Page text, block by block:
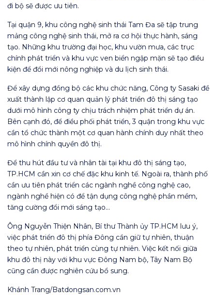
đi bộ sẽ được ưu tiên.
Tại quận 9, khu công nghệ sinh thái Tam Đa sẽ tập trung
mảng công nghệ sinh thái, mở ra cơ hội thực hành, sáng
tạo. Những khu trường đại học, khu vườn mưa, các trục
chính phát triển và khu vực ven biển ngập mặn sẽ tạo điều
kiện để đổi mới nông nghiệp và du lịch sinh thái.
Để xây dựng đồng bộ các khu chức năng, Công ty Sasaki đề
xuất thành lập cơ quan quản lý phát triển đô thị sáng tạo
dưới mô hình công ty chịu trách nhiệm phát triển dự án.
Bên cạnh đó, để điều phối phát triển, 3 quận trong khu vực
cần tổ chức thành một cơ quan hành chính duy nhất theo
mô hình chính quyền đô thị.
Để thu hút đầu tư và nhân tài tại khu đô thị sáng tạo,
TP.HCM cần xin cơ chế đặc khu kinh tế. Ngoài ra, thành phố
cần ưu tiên phát triển các ngành nghề công nghệ cao,
ngành nghề hiện có để tận dụng công nghệ phần mềm,
tăng cường đổi mới sáng tạo…
Ông Nguyễn Thiện Nhân, Bí thư Thành ủy TP.HCM lưu ý,
việc phát triển đô thị phía Đông cần giữ tự nhiên, thuận
theo tự nhiên, phát triển cùng tự nhiên. Việc kết nối giữa
khu đô thị này với khu vực Đông Nam bộ, Tây Nam Bộ
cũng cần được nghiên cứu bổ sung.
Khánh Trang/Batdongsan.com.vn